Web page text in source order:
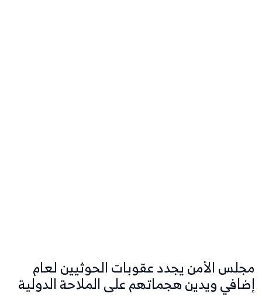
مجلس الأمن يجدد عقوبات الحوثيين لعام
إضافي ويدين هجماتهم على الملاحة الدولية